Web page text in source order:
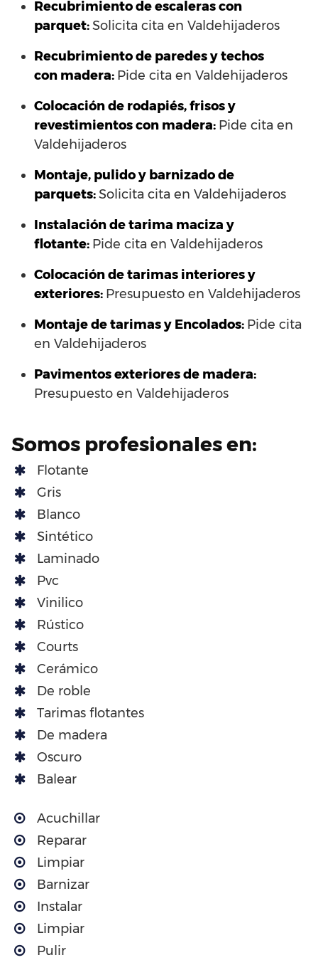
Recubrimiento de escaleras con
parquet:Solicita cita en Valdehijaderos
Recubrimiento de paredes y techos
con madera: Pide cita en Valdehijaderos
Colocación de rodapiés, frisos y
revestimientos con madera: Pide cita en
Valdehijaderos
Montaje, pulido y barnizado de
parquets:Solicita cita en Valdehijaderos
Instalación de tarima maciza y
flotante: Pide cita en Valdehijaderos
Colocación de tarimas interiores y
exteriores: Presupuesto en Valdehijaderos
Montaje de tarimas y Encolados: Pide cita
en Valdehijaderos
Pavimentos exteriores de madera:
Presupuesto en Valdehijaderos
Somos profesionales en:
Flotante
Gris
Blanco
Sintético
Laminado
Pvc
Vinilico
Rústico
Courts
Cerámico
De roble
Tarimas flotantes
De madera
Oscuro
Balear
Acuchillar
Reparar
Limpiar
Barnizar
Instalar
Limpiar
Pulir